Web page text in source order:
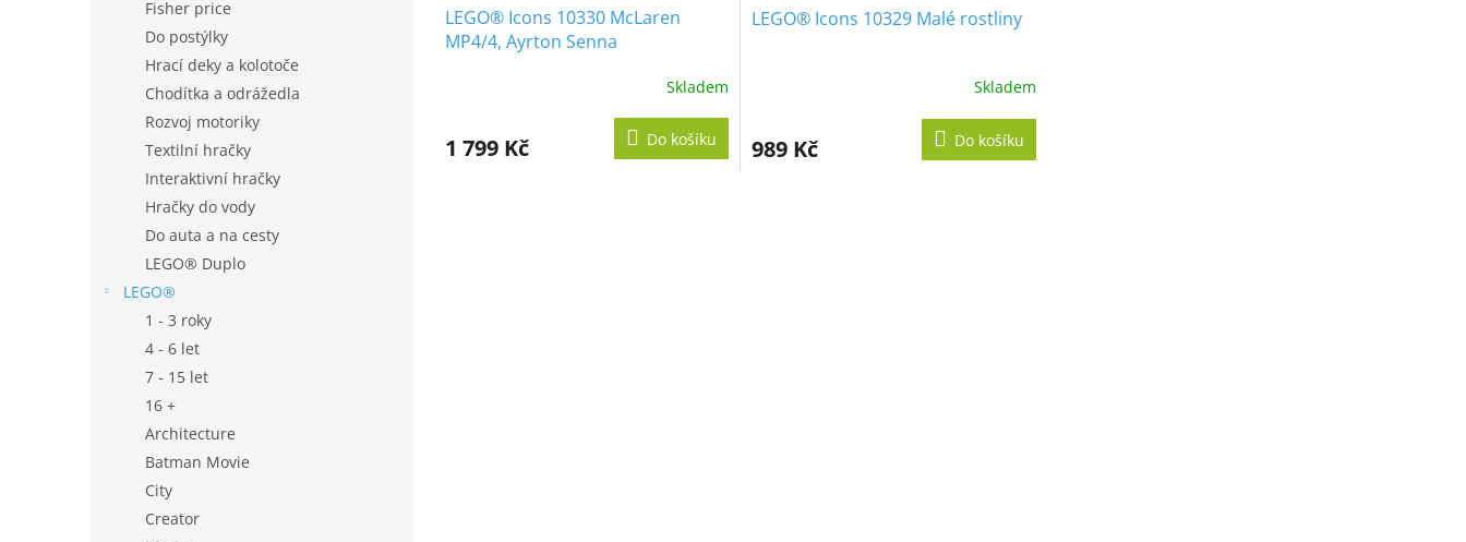
Fisher price
Do postýlky
Hrací deky a kolotoče
Chodítka a odrážedla
Rozvoj motoriky
Textilní hračky
Interaktivní hračky
Hračky do vody
Do auta a na cesty
LEGO® Duplo
LEGO®
1 - 3 roky
4 - 6 let
7 - 15 let
16 +
Architecture
Batman Movie
City
Creator
LEGO® Icons 10330 McLaren
MP4/4, Ayrton Senna
Skladem
1 799 Kč Do košíku
LEGO® Icons 10329 Malé rostliny
Skladem
989 Kč Do košíku